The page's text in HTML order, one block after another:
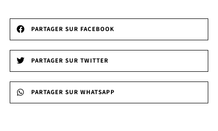
PARTAGER SUR FACEBOOK
PARTAGER SUR TWITTER
PARTAGER SUR WHATSAPP